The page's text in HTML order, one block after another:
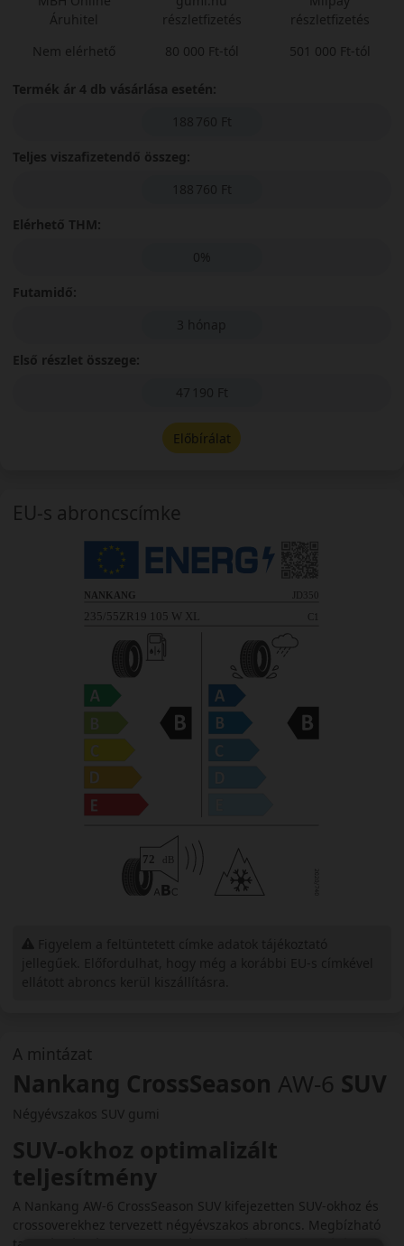
A mintázat
Nankang CrossSeason AW-6 SUV
Négyévszakos SUV gumi
SUV-okhoz optimalizált
teljesítmény
A Nankang AW-6 CrossSeason SUV kifejezetten SUV-okhoz és
crossoverekhez tervezett négyévszakos abroncs. Megbízható
Áruhitel
Nem elérhető
részletfizetés
80 000 Ft-tól
részletfizetés
501 000 Ft-tól
Termék ár 4 db vásárlása esetén:
188 760 Ft
Teljes viszafizetendő összeg:
188 760 Ft
Elérhető THM:
0%
Futamidő:
3 hónap
Első részlet összege:
47 190 Ft
Előbírálat
EU-s abroncscímke